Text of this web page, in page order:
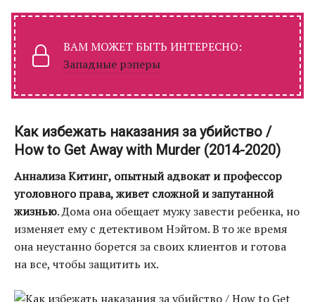
ВАМ МОЖЕТ БЫТЬ ИНТЕРЕСНО:
Западные рэперы
Как избежать наказания за убийство /
How to Get Away with Murder (2014-2020)
Аннализа Китинг, опытный адвокат и профессор
уголовного права, живет сложной и запутанной
жизнью. Дома она обещает мужу завести ребенка, но
изменяет ему с детективом Нэйтом. В то же время
она неустанно борется за своих клиентов и готова
на все, чтобы защитить их.